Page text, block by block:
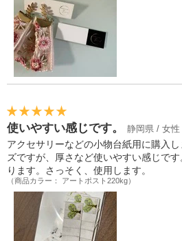
使いやすい感じです。 静岡県 / 女
アクセサリーなどの小物台紙用に購入
ズですが、厚さなど使いやすい感じで
ります。さっそく、使用します。
（商品カラー： アートポスト220kg）